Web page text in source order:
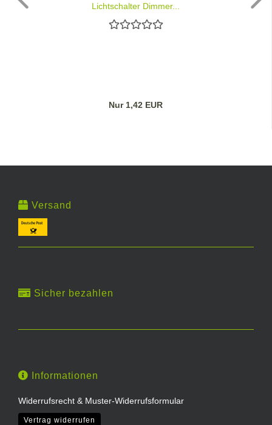
Lichtschalter Dimmer...
Nur 1,42 EUR
Versand
Sicher bezahlen
Informationen
Widerrufsrecht & Muster-Widerrufsformular
Vertrag widerrufen